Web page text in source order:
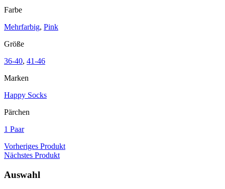
Farbe
Mehrfarbig, Pink
Größe
36-40, 41-46
Marken
Happy Socks
Pärchen
1 Paar
Vorheriges Produkt
Nächstes Produkt
Auswahl